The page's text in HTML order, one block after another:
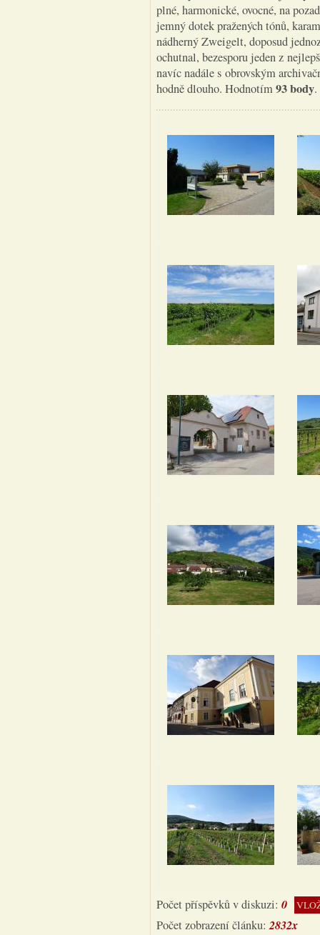
plné, harmonické, ovocné, na
jemný dotek pražených tónů,
nádherný Zweigelt, doposud
ochutnal, bezesporu jeden z
navíc nadále s obrovským
hodně dlouho. Hodnotím93 body.
Počet příspěvků v diskuzi: 0
Počet zobrazení článku:2832x